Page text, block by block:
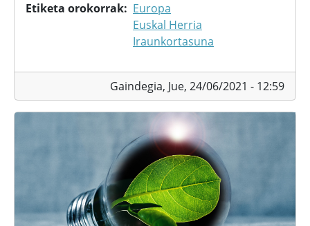
Etiketa orokorrak
Europa
Euskal Herria
Iraunkortasuna
Gaindegia, Jue, 24/06/2021 - 12:59